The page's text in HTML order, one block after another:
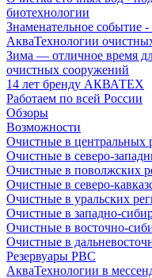
биотехнологии
Знаменательное событие
АкваТехнологии
Зима — отличное время
очистных сооружений
14 лет бренду АКВАТЕХ
Работаем по всей России
Обзоры
Возможности
Очистные в центральных
Очистные в северо-
Очистные в поволжских
Очистные в северо-
Очистные в уральских
Очистные в западно-
Очистные в восточно-
Очистные в
Резервуары РВС
АкваТехнологии в